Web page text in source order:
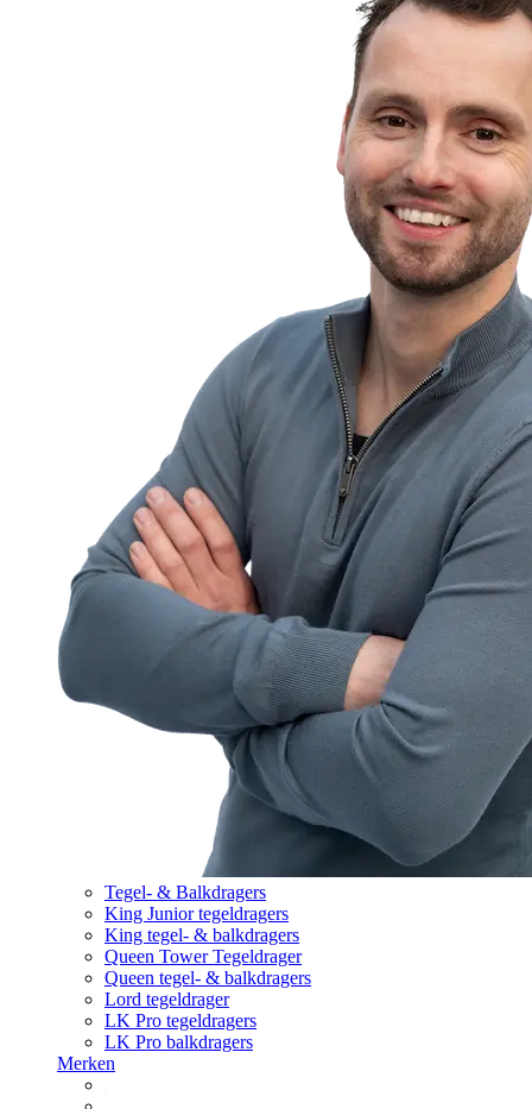
Tegel- & Balkdragers
King Junior tegeldragers
King tegel- & balkdragers
Queen Tower Tegeldrager
Queen tegel- & balkdragers
Lord tegeldrager
LK Pro tegeldragers
LK Pro balkdragers
Merken